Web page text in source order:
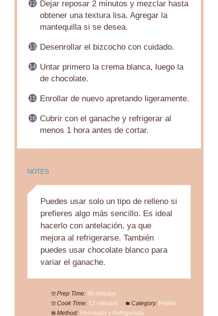
Dejar reposar 2 minutos y mezclar hasta
obtener una textura lisa. Agregar la
mantequilla si se desea.
Desenrollar el bizcocho con cuidado.
Untar primero la crema blanca, luego la
de chocolate.
Enrollar de nuevo apretando ligeramente.
Cubrir con el ganache y refrigerar al
menos 1 hora antes de cortar.
NOTES
Puedes usar solo un tipo de relleno si
prefieres algo más sencillo. Es ideal
hacerlo con antelación, ya que
mejora al refrigerarse. También
puedes usar chocolate blanco para
variar el ganache.
Prep Time: 30 minutos
Cook Time: 12 minutos Category: Postre
Method: Horneado y Refrigerado